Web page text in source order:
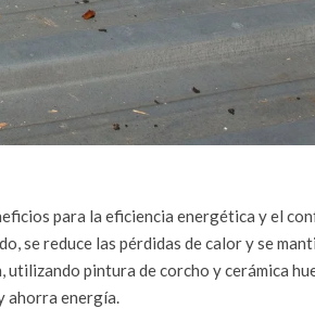
para la eficiencia energética y el
se reduce las pérdidas de calor y se
pintura de corcho y cerámica
ahorra energía.